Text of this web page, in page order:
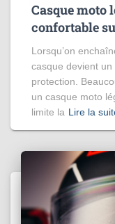
Casque moto
confortable
Lorsqu’on
casque devient
protection.
un casque moto
limite la Lire la